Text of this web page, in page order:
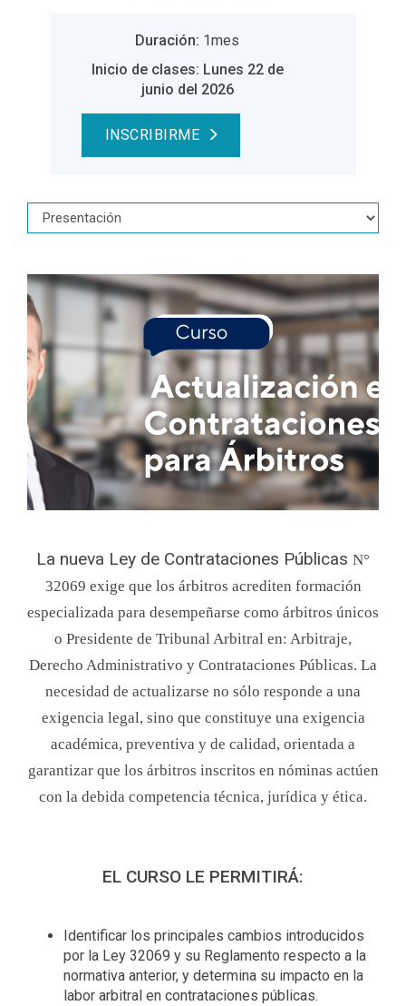
Duración: 1mes
Inicio de clases: Lunes 22 de
junio del 2026
INSCRIBIRME
La nueva Ley de Contrataciones Públicas N°
32069 exige que los árbitros acrediten formación
especializada para desempeñarse como árbitros únicos
o Presidente de Tribunal Arbitral en: Arbitraje,
Derecho Administrativo y Contrataciones Públicas. La
necesidad de actualizarse no sólo responde a una
exigencia legal, sino que constituye una exigencia
académica, preventiva y de calidad, orientada a
garantizar que los árbitros inscritos en nóminas actúen
con la debida competencia técnica, jurídica y ética.
EL CURSO LE PERMITIRÁ:
Identificar los principales cambios introducidos
por la Ley 32069 y su Reglamento respecto a la
normativa anterior, y determina su impacto en la
labor arbitral en contrataciones públicas.